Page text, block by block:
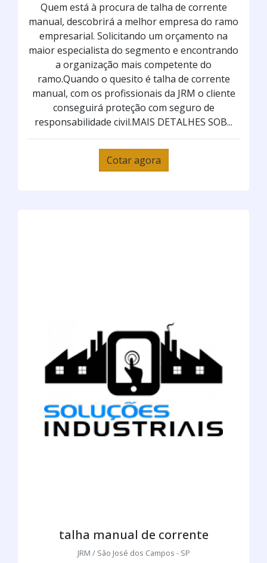
Quem está à procura de talha de corrente
manual, descobrirá a melhor empresa do ramo
empresarial. Solicitando um orçamento na
maior especialista do segmento e encontrando
a organização mais competente do
ramo.Quando o quesito é talha de corrente
manual, com os profissionais da JRM o cliente
conseguirá proteção com seguro de
responsabilidade civil.MAIS DETALHES SOB...
Cotar agora
talha manual de corrente
JRM / São José dos Campos - SP